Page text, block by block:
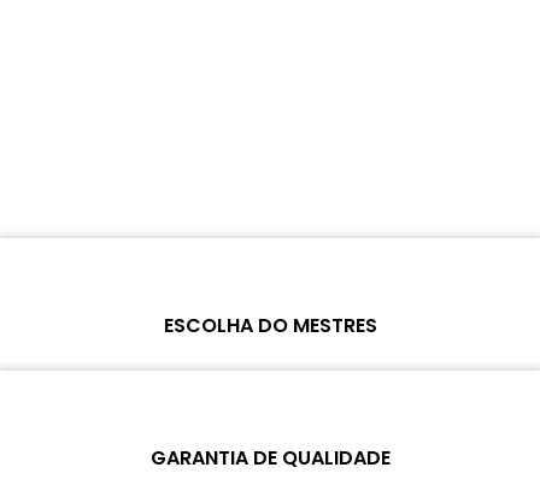
ESCOLHA DO MESTRES
do negócio de reparos.GARANTIA DE QUALIDADE